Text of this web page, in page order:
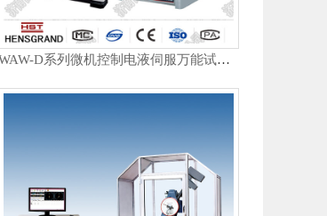
WAW-D系列微机控制电液伺服万能试验机